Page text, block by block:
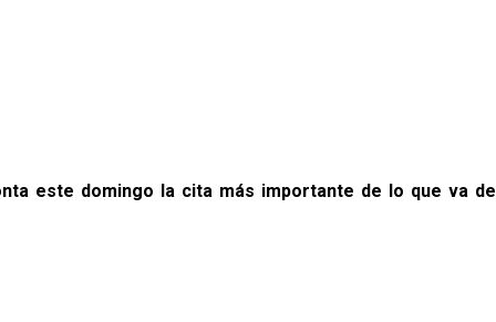
este domingo la cita más importante de lo que va de